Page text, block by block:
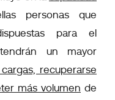
personas que
para el
un mayor
recuperarse
más volumen de